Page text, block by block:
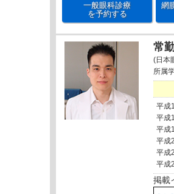
一般眼科診療
を予約する
網
常
(日本
所属
平
平成
平成
平成
平成
平成
掲載